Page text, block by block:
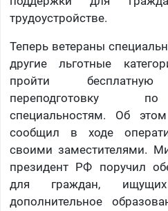
трудоустройстве.
Теперь ветераны
другие льготные
пройти бесплатную
переподготовку
специальностям. Об
сообщил в ходе
своими заместителями.
президент РФ поручил
для граждан,
дополнительное